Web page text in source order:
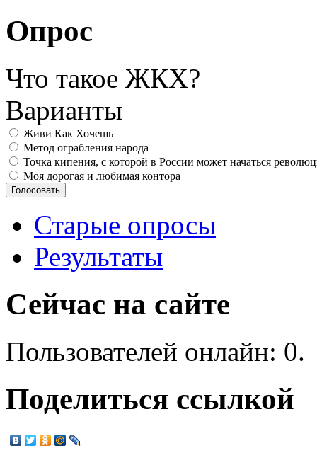
Опрос
Что такое ЖКХ?
Варианты
Живи Как Хочешь
Метод ограбления народа
Точка кипения, с которой в России может начаться
Моя дорогая и любимая контора
Старые опросы
Результаты
Сейчас на сайте
Пользователей онлайн: 0.
Поделиться ссылкой